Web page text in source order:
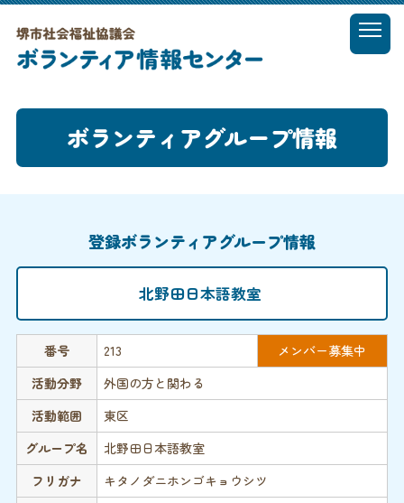
t
o
l
a
t
n
MENU
ボランティアグループ情報
登録ボランティアグループ情報
北野田日本語教室
番号 213
メンバー募集中
活動分野
外国の方と関わる
活動範囲
東区
グループ名
北野田日本語教室
フリガナ
キタノダニホンゴキョウシツ